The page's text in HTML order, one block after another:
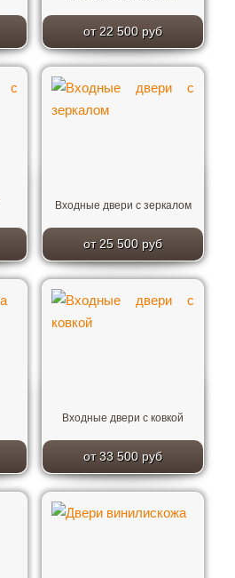
от 22 500 руб
Входные двери с зеркалом
от 25 500 руб
Входные двери с ковкой
от 33 500 руб